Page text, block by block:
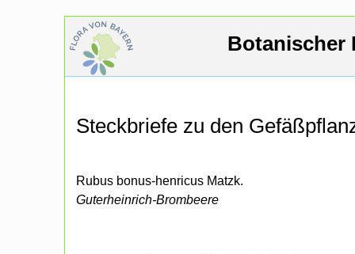
Botanischer
Steckbriefe zu den
Rubus bonus-henricus Matzk.
Guterheinrich-Brombeere